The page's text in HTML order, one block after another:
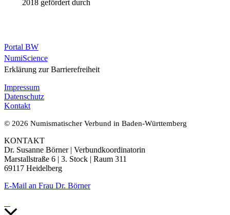
2018 gefördert durch
Portal BW
NumiScience
Erklärung zur Barrierefreiheit
Impressum
Datenschutz
Kontakt
© 2026 Numismatischer Verbund in Baden-Württemberg
KONTAKT
Dr. Susanne Börner | Verbundkoordinatorin
Marstallstraße 6 | 3. Stock | Raum 311
69117 Heidelberg
E-Mail an Frau Dr. Börner